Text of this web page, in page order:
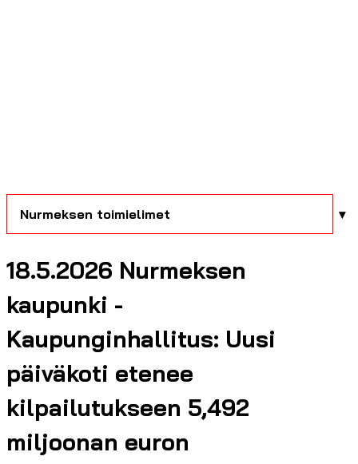
Nurmeksen toimielimet
18.5.2026 Nurmeksen
kaupunki -
Kaupunginhallitus: Uusi
päiväkoti etenee
kilpailutukseen 5,492
miljoonan euron